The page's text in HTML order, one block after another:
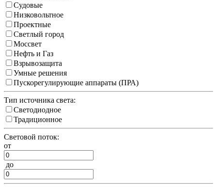
Судовые
Низковольтное
Проектные
Светлый город
Моссвет
Нефть и Газ
Взрывозащита
Умные решения
Пускорегулирующие аппараты (ПРА)
Тип источника света:
Светодиодное
Традиционное
Световой поток:
от
до